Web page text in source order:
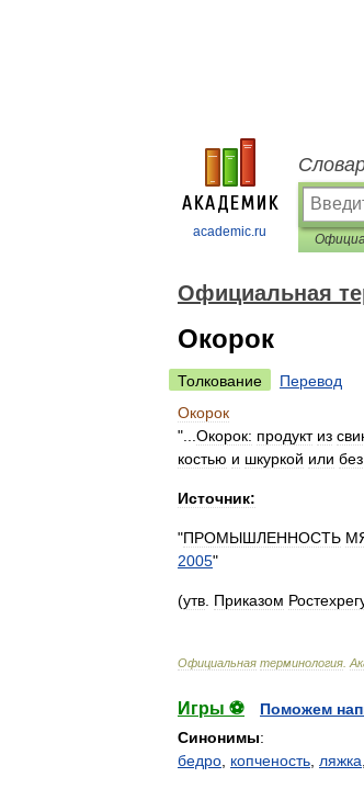
academic.ru
Официальная
Окорок
Толкование
Перевод
Окорок
"... Окорок: продукт из
костью и шкуркой или без
Источник:
"ПРОМЫШЛЕННОСТЬ
2005"
(утв Приказом
Официальная терминология
Игры ⚽
Поможем
Синонимы:
бедро копченость ляжка